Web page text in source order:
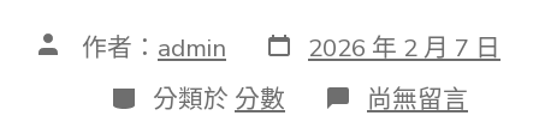
文 作者： admin 發
表
日
期
2026 年 2 月 7 日
分
類
分類於 分數 在
〈兩
尚無留言